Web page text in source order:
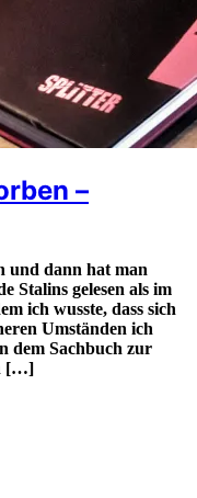
–
und dann hat man
Stalins gelesen als im
ich wusste, dass sich
Umständen ich
dem Sachbuch zur
[…]